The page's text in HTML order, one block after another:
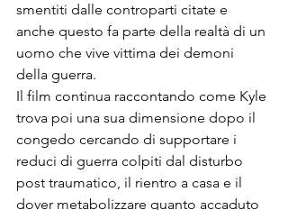
smentiti dalle controparti citate e
anche questo fa parte della realtà di un
uomo che vive vittima dei demoni
della guerra.
Il film continua raccontando come Kyle
trova poi una sua dimensione dopo il
congedo cercando di supportare i
reduci di guerra colpiti dal disturbo
post traumatico, il rientro a casa e il
dover metabolizzare quanto accaduto